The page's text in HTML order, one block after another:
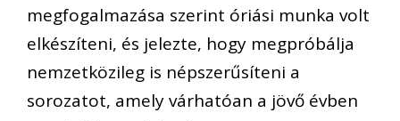
megfogalmazása szerint óriási munka volt
elkészíteni, és jelezte, hogy megpróbálja
nemzetközileg is népszerűsíteni a
sorozatot, amely várhatóan a jövő évben